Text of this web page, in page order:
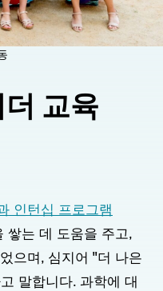
교육
인턴십 프로그램
쌓는 데 도움을 주고,
으며, 심지어 "더 나은
말합니다. 과학에 대